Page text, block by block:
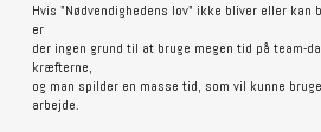
Hvis "Nødvendighedens lov" ikke bliver eller
er
der ingen grund til at bruge megen tid på team-
kræfterne,
og man spilder en masse tid, som vil kunne
arbejde.